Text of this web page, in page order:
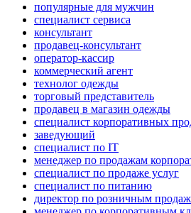
популярные для мужчин
специалист сервиса
консультант
продавец-консультант
оператор-кассир
коммерческий агент
технолог одежды
торговый представитель
продавец в магазин одежды
специалист корпоративных
заведующий
специалист по IT
менеджер по продажам
специалист по продаже услуг
специалист по питанию
директор по розничным